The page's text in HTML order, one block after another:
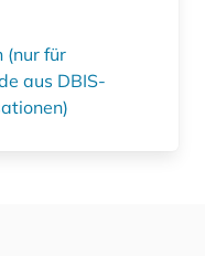
(nur für
aus DBIS-